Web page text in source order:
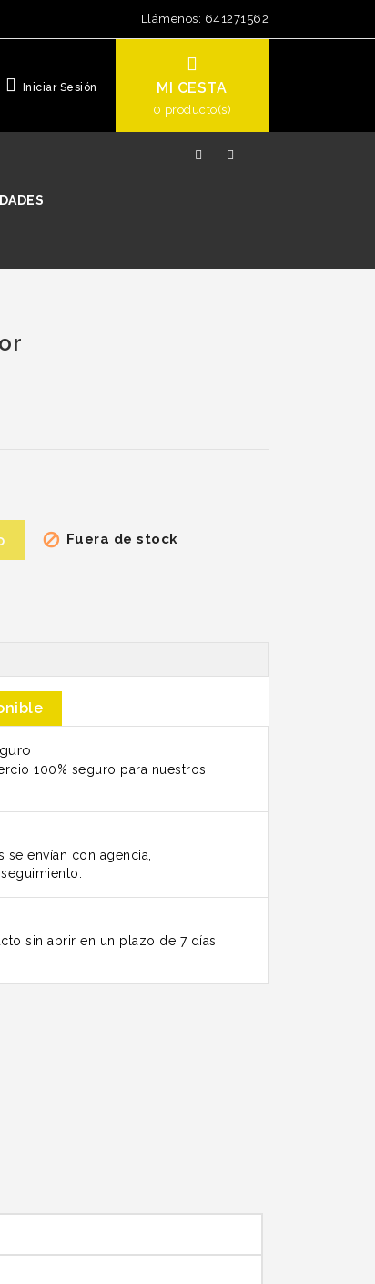
Llámenos: 641271562
MI CESTA
0 producto(s)
Iniciar Sesión
 Fuera de stock
100% seguro para nuestros
envían con agencia,
sin abrir en un plazo de 7 días